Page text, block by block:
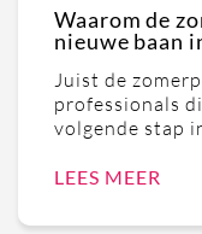
Waarom de
nieuwe baan
Juist de
professionals
volgende stap
LEES MEER